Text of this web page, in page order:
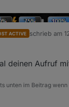
der Parameter,
ACTIVE schrieb am
zuletzt
deinen Aufruf
unten im Beitrag